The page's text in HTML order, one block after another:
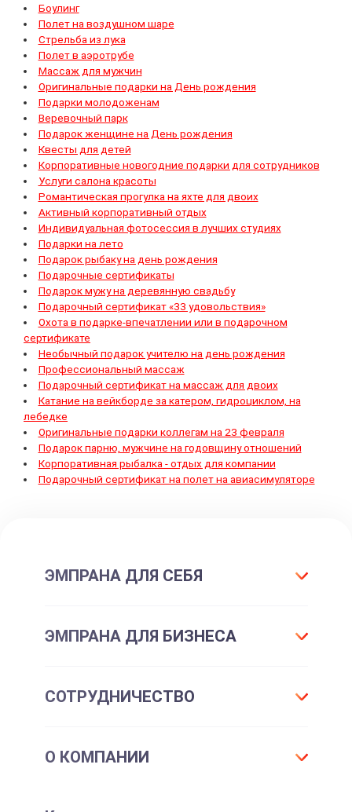
Боулинг
Полет на воздушном шаре
Стрельба из лука
Полет в аэротрубе
Массаж для мужчин
Оригинальные подарки на День рождения
Подарки молодоженам
Веревочный парк
Подарок женщине на День рождения
Квесты для детей
Корпоративные новогодние подарки для сотрудников
Услуги салона красоты
Романтическая прогулка на яхте для двоих
Активный корпоративный отдых
Индивидуальная фотосессия в лучших студиях
Подарки на лето
Подарок рыбаку на день рождения
Подарочные сертификаты
Подарок мужу на деревянную свадьбу
Подарочный сертификат «33 удовольствия»
Охота в подарке-впечатлении или в подарочном
сертификате
Необычный подарок учителю на день рождения
Профессиональный массаж
Подарочный сертификат на массаж для двоих
Катание на вейкборде за катером, гидроциклом, на
лебедке
Оригинальные подарки коллегам на 23 февраля
Подарок парню, мужчине на годовщину отношений
Корпоративная рыбалка - отдых для компании
Подарочный сертификат на полет на авиасимуляторе
ЭМПРАНА ДЛЯ СЕБЯ
Все впечатления
Подарочные сертификаты
Подарочные карты для шопинга
ЭМПРАНА ДЛЯ БИЗНЕСА
Для отдела персонала
Корпоративные впечатления
СОТРУДНИЧЕСТВО
Корпоративным клиентам
О КОМПАНИИ